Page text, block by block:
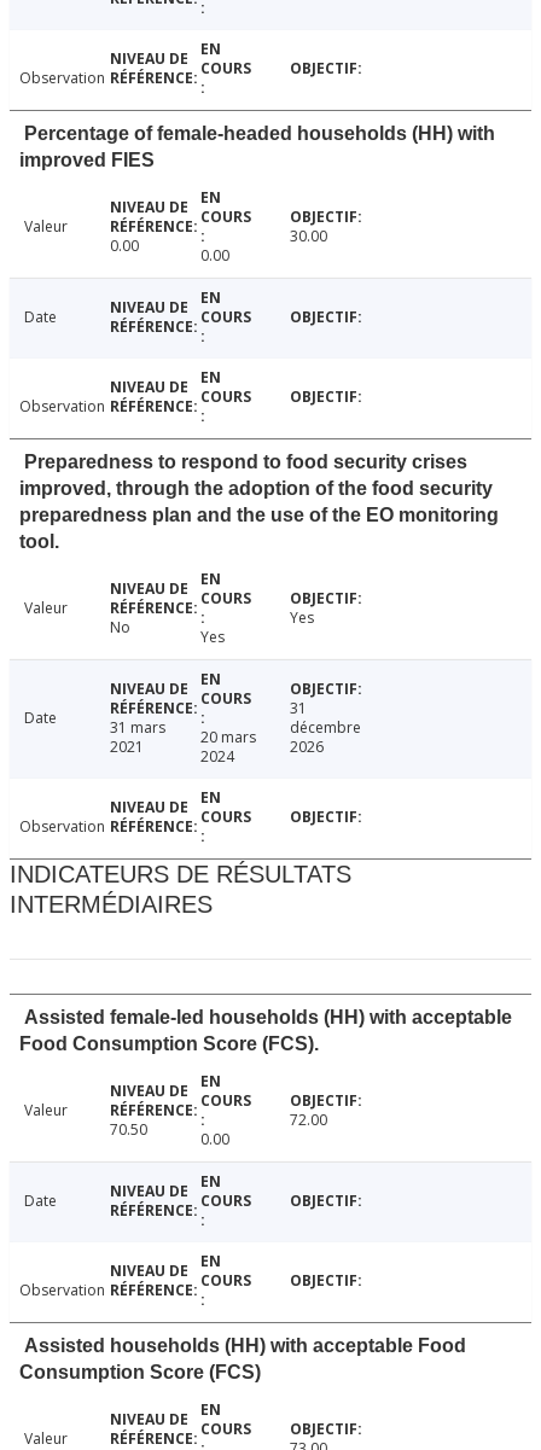
Observation
Percentage of female-headed households (HH) with
improved FIES
Valeur
0.00
0.00
30.00
Date
Observation
Preparedness to respond to food security crises
improved, through the adoption of the food security
preparedness plan and the use of the EO monitoring
tool.
Valeur
No
Yes
Yes
Date
31 mars
2021
20 mars
2024
31
décembre
2026
Observation
INDICATEURS DE RÉSULTATS
INTERMÉDIAIRES
Assisted female-led households (HH) with acceptable
Food Consumption Score (FCS).
Valeur
70.50
0.00
72.00
Date
Observation
Assisted households (HH) with acceptable Food
Consumption Score (FCS)
Valeur